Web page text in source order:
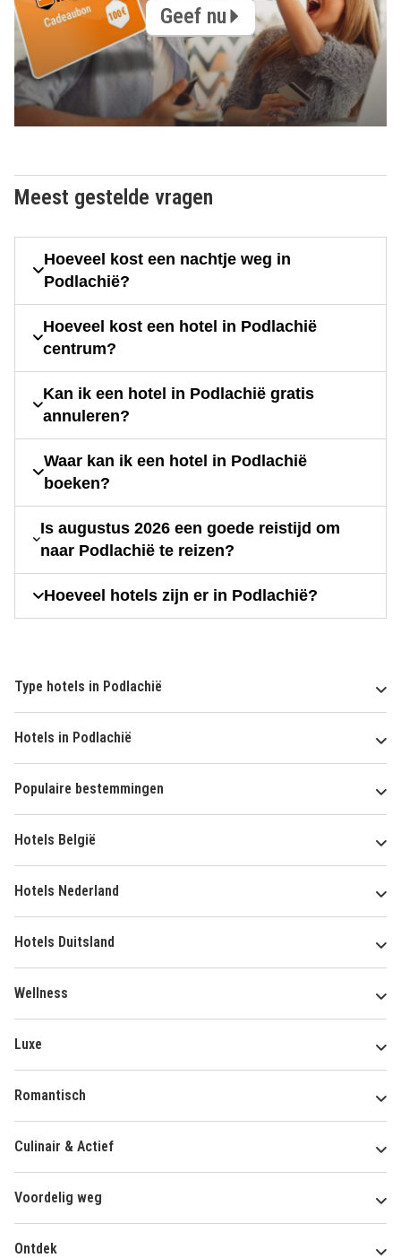
Geef nu
Meest gestelde vragen
Hoeveel kost een nachtje weg in
Podlachië?
Hoeveel kost een hotel in Podlachië
centrum?
Kan ik een hotel in Podlachië gratis
annuleren?
Waar kan ik een hotel in Podlachië
boeken?
Is augustus 2026 een goede reistijd om
naar Podlachië te reizen?
Hoeveel hotels zijn er in Podlachië?
Type hotels in Podlachië
Hotels in Podlachië
Populaire bestemmingen
Hotels België
Hotels Nederland
Hotels Duitsland
Wellness
Luxe
Romantisch
Culinair & Actief
Voordelig weg
Ontdek